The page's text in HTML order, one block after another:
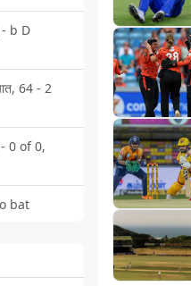
b D
64 - 2
0 of 0,
bat